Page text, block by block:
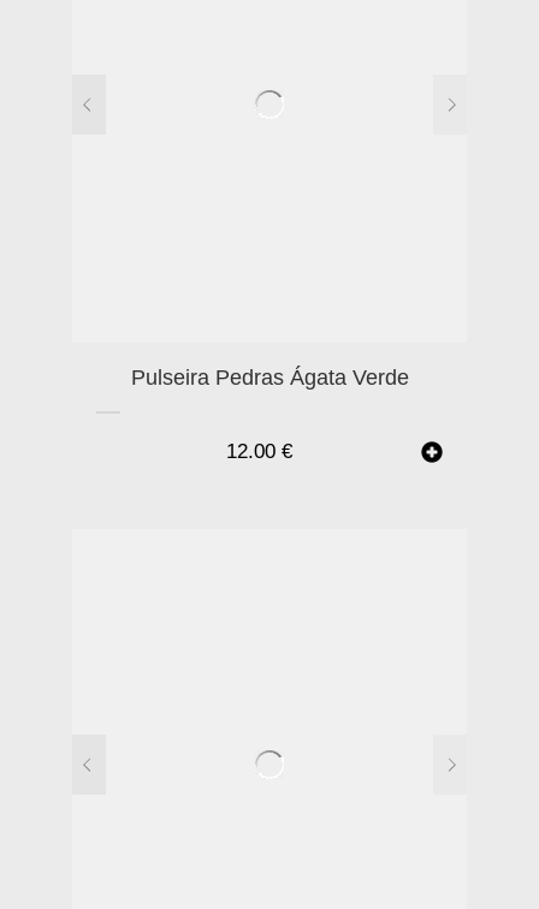
Pulseira Pedras Ágata Verde
12.00 €